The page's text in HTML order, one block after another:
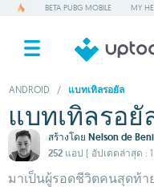
BETA PUBG MOBILE MY
ANDROID / แบทเทิลรอยัล
แบทเทิลรอยั
สร้างโดย Nelson de
252 แอป ( อัปเดตล่าสุด :
มาเป็นผู้รอดชีวิตคนสุดท้า